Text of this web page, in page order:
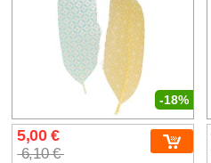
-18%
5,00 €
6,10 €